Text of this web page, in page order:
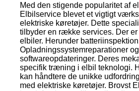
Med den stigende popularitet af
Elbilservice blevet et vigtigt
elektriske køretøjer. Dette
tilbyder en række services. Der
elbiler. Herunder
Opladningssystemreparationer og
softwareopdateringer. Deres
specifik træning i elbil teknologi.
kan håndtere de unikke
med elektriske køretøjer. Brovst